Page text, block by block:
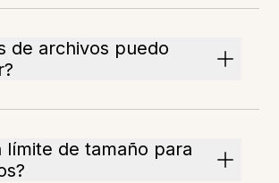
de archivos puedo
límite de tamaño para